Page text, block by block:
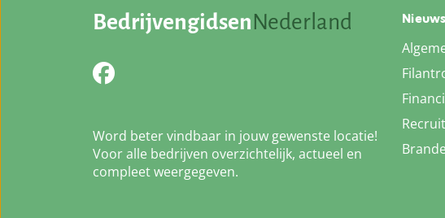
BedrijvengidsenNederland
Word beter vindbaar in jouw gewenste locatie!
Voor alle bedrijven overzichtelijk, actueel en
compleet weergegeven.
Nieuws